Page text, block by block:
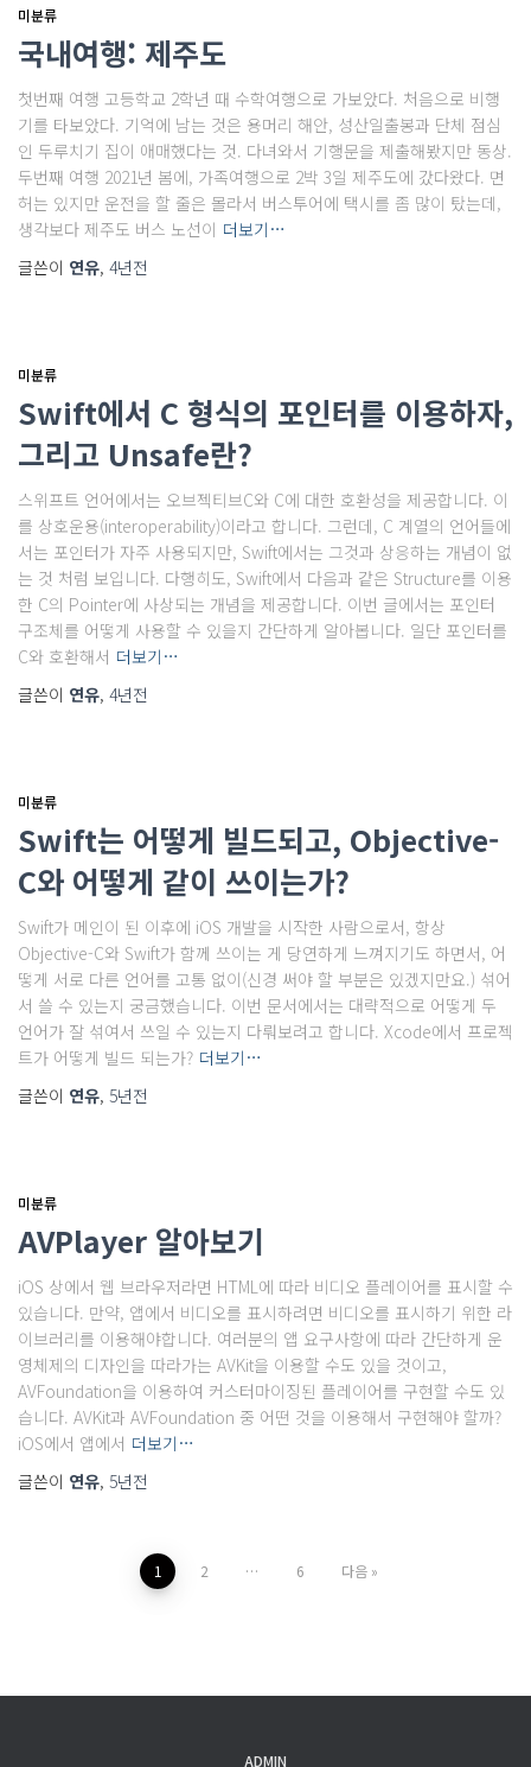
미분류
국내여행: 제주도
첫번째 여행 고등학교 2학년 때 수학여행으로 가보았다. 처음으로 비행
기를 타보았다. 기억에 남는 것은 용머리 해안, 성산일출봉과 단체 점심
인 두루치기 집이 애매했다는 것. 다녀와서 기행문을 제출해봤지만 동상.
두번째 여행 2021년 봄에, 가족여행으로 2박 3일 제주도에 갔다왔다. 면
허는 있지만 운전을 할 줄은 몰라서 버스투어에 택시를 좀 많이 탔는데,
생각보다 제주도 버스 노선이 더보기…
글쓴이 연유, 4년전
미분류
Swift에서 C 형식의 포인터를 이용하자,
그리고 Unsafe란?
스위프트 언어에서는 오브젝티브C와 C에 대한 호환성을 제공합니다. 이
를 상호운용(interoperability)이라고 합니다. 그런데, C 계열의 언어들에
서는 포인터가 자주 사용되지만, Swift에서는 그것과 상응하는 개념이 없
는 것 처럼 보입니다. 다행히도, Swift에서 다음과 같은 Structure를 이용
한 C의 Pointer에 사상되는 개념을 제공합니다. 이번 글에서는 포인터
구조체를 어떻게 사용할 수 있을지 간단하게 알아봅니다. 일단 포인터를
C와 호환해서 더보기…
글쓴이 연유, 4년전
미분류
Swift는 어떻게 빌드되고, Objective-
C와 어떻게 같이 쓰이는가?
Swift가 메인이 된 이후에 iOS 개발을 시작한 사람으로서, 항상
Objective-C와 Swift가 함께 쓰이는 게 당연하게 느껴지기도 하면서, 어
떻게 서로 다른 언어를 고통 없이(신경 써야 할 부분은 있겠지만요.) 섞어
서 쓸 수 있는지 궁금했습니다. 이번 문서에서는 대략적으로 어떻게 두
언어가 잘 섞여서 쓰일 수 있는지 다뤄보려고 합니다. Xcode에서 프로젝
트가 어떻게 빌드 되는가? 더보기…
글쓴이 연유, 5년전
미분류
AVPlayer 알아보기
iOS 상에서 웹 브라우저라면 HTML에 따라 비디오 플레이어를 표시할 수
있습니다. 만약, 앱에서 비디오를 표시하려면 비디오를 표시하기 위한 라
이브러리를 이용해야합니다. 여러분의 앱 요구사항에 따라 간단하게 운
영체제의 디자인을 따라가는 AVKit을 이용할 수도 있을 것이고,
AVFoundation을 이용하여 커스터마이징된 플레이어를 구현할 수도 있
습니다. AVKit과 AVFoundation 중 어떤 것을 이용해서 구현해야 할까?
iOS에서 앱에서 더보기…
글쓴이 연유, 5년전
비
1 2 … 6 다음
ADMIN